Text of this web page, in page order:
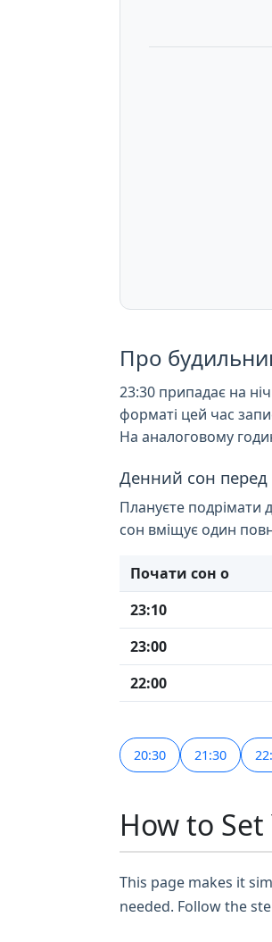
Про
23:30 припадає на
форматі цей час
На аналоговому
Денний сон
Плануєте подрімати
сон вміщує один
Почати сон о
23:10
23:00
22:00
20:30 21:30
How to
This page makes it
needed. Follow the